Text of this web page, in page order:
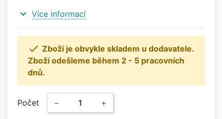
expand_more Více informací
 Zboží je obvykle skladem u dodavatele.
Zboží odešleme během 2 - 5 pracovních
dnů.
Počet − +